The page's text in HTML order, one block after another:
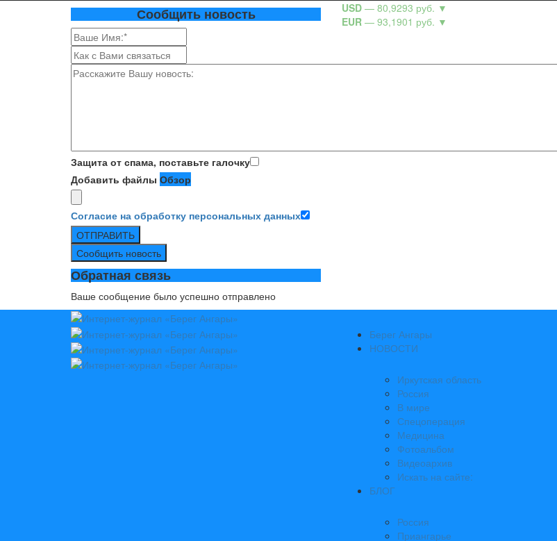
Сообщить новость
Защита от спама, поставьте галочку
Добавить файлы Обзор
Согласие на обработку персональных данных
ОТПРАВИТЬ
Сообщить новость
Обратная связь
Ваше сообщение было успешно отправлено
USD — 80,9293 руб. ▼
EUR — 93,1901 руб. ▼
Берег Ангары
НОВОСТИ
Иркутская область
Россия
В мире
Спецоперация
Медицина
Фотоальбом
Видеоархив
Искать на сайте:
БЛОГ
Россия
Приангарье